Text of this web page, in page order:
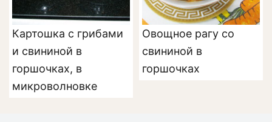
Картошка с грибами
и свининой в
горшочках, в
микроволновке
Овощное рагу со
свининой в
горшочках